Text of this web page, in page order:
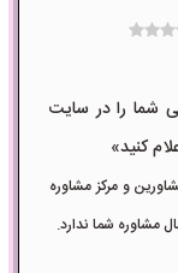
شما را در سایت
و مرکز مشاوره
مشاوره شما ندارد.